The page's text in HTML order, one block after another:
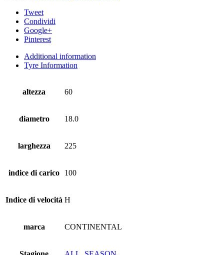
Tweet
Condividi
Google+
Pinterest
Additional information
Tyre Information
altezza 60
diametro 18.0
larghezza 225
indice di carico 100
Indice di velocità H
marca CONTINENTAL